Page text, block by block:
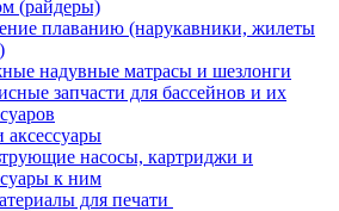
(райдеры)
плаванию (нарукавники, жилеты
надувные матрасы и шезлонги
запчасти для бассейнов и их
аксессуары
насосы, картриджи и
к ним
для печати